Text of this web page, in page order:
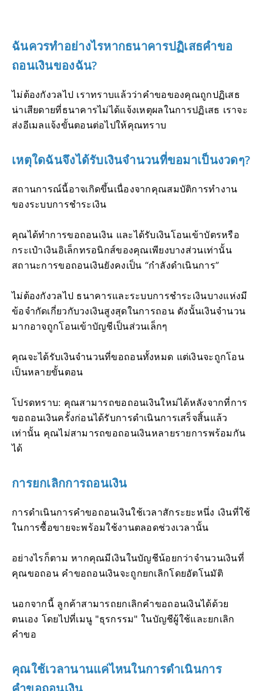
ฉันควรทำอย่างไรหากธนาคารปฏิเสธคำขอ
ถอนเงินของฉัน?
ไม่ต้องกังวลไป เราทราบแล้วว่าคำขอของคุณถูกปฏิเสธ
น่าเสียดายที่ธนาคารไม่ได้แจ้งเหตุผลในการปฏิเสธ เราจะ
ส่งอีเมลแจ้งขั้นตอนต่อไปให้คุณทราบ
เหตุใดฉันจึงได้รับเงินจำนวนที่ขอมาเป็นงวดๆ?
สถานการณ์นี้อาจเกิดขึ้นเนื่องจากคุณสมบัติการทำงาน
ของระบบการชำระเงิน
คุณได้ทำการขอถอนเงิน และได้รับเงินโอนเข้าบัตรหรือ
กระเป๋าเงินอิเล็กทรอนิกส์ของคุณเพียงบางส่วนเท่านั้น
สถานะการขอถอนเงินยังคงเป็น “กำลังดำเนินการ”
ไม่ต้องกังวลไป ธนาคารและระบบการชำระเงินบางแห่งมี
ข้อจำกัดเกี่ยวกับวงเงินสูงสุดในการถอน ดังนั้นเงินจำนวน
มากอาจถูกโอนเข้าบัญชีเป็นส่วนเล็กๆ
คุณจะได้รับเงินจำนวนที่ขอถอนทั้งหมด แต่เงินจะถูกโอน
เป็นหลายขั้นตอน
โปรดทราบ: คุณสามารถขอถอนเงินใหม่ได้หลังจากที่การ
ขอถอนเงินครั้งก่อนได้รับการดำเนินการเสร็จสิ้นแล้ว
เท่านั้น คุณไม่สามารถขอถอนเงินหลายรายการพร้อมกัน
ได้
การยกเลิกการถอนเงิน
การดำเนินการคำขอถอนเงินใช้เวลาสักระยะหนึ่ง เงินที่ใช้
ในการซื้อขายจะพร้อมใช้งานตลอดช่วงเวลานั้น
อย่างไรก็ตาม หากคุณมีเงินในบัญชีน้อยกว่าจำนวนเงินที่
คุณขอถอน คำขอถอนเงินจะถูกยกเลิกโดยอัตโนมัติ
นอกจากนี้ ลูกค้าสามารถยกเลิกคำขอถอนเงินได้ด้วย
ตนเอง โดยไปที่เมนู "ธุรกรรม" ในบัญชีผู้ใช้และยกเลิก
คำขอ
คุณใช้เวลานานแค่ไหนในการดำเนินการ